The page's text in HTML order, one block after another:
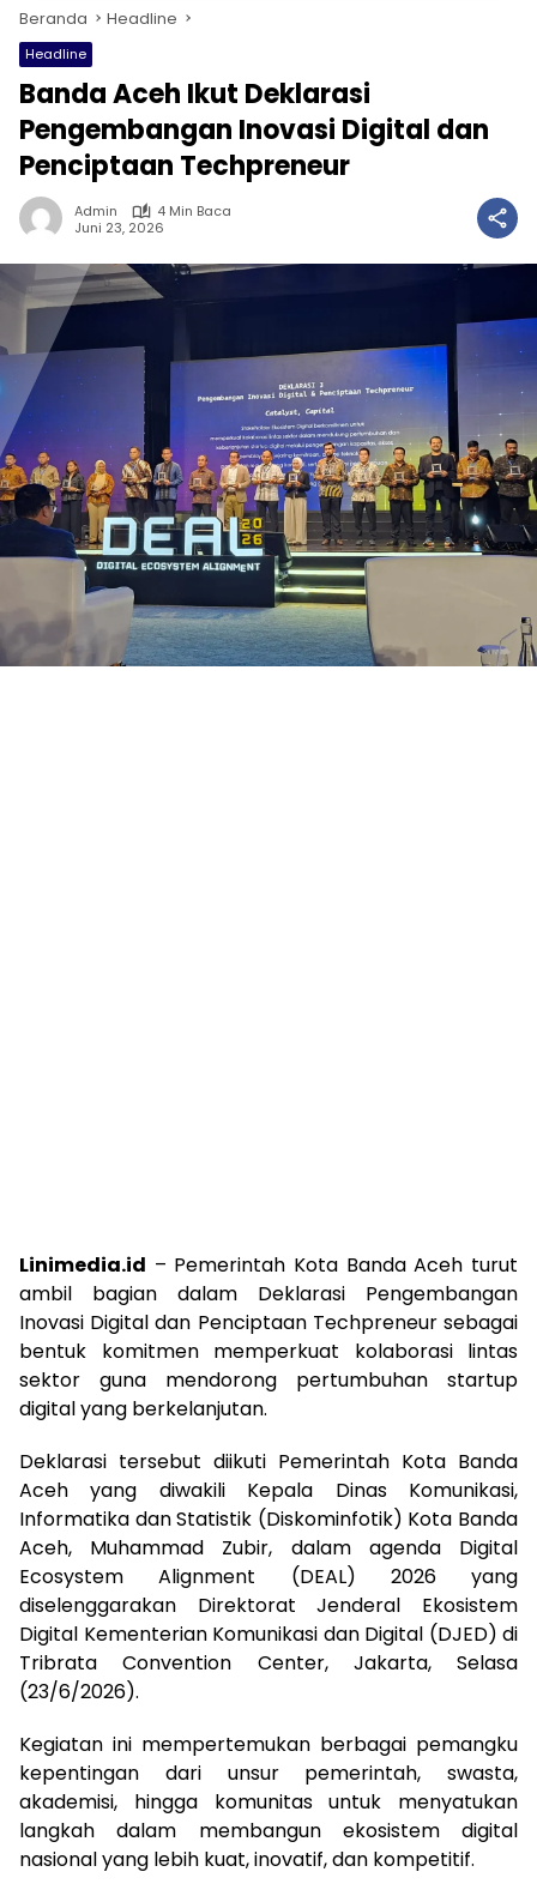
Beranda Headline
Headline
Banda Aceh Ikut Deklarasi
Pengembangan Inovasi Digital dan
Penciptaan Techpreneur
Admin
4 Min Baca
Juni 23, 2026
Linimedia.id – Pemerintah Kota Banda Aceh turut
ambil bagian dalam Deklarasi Pengembangan
Inovasi Digital dan Penciptaan Techpreneur sebagai
bentuk komitmen memperkuat kolaborasi lintas
sektor guna mendorong pertumbuhan startup
digital yang berkelanjutan.
Deklarasi tersebut diikuti Pemerintah Kota Banda
Aceh yang diwakili Kepala Dinas Komunikasi,
Informatika dan Statistik (Diskominfotik) Kota Banda
Aceh, Muhammad Zubir, dalam agenda Digital
Ecosystem Alignment (DEAL) 2026 yang
diselenggarakan Direktorat Jenderal Ekosistem
Digital Kementerian Komunikasi dan Digital (DJED) di
Tribrata Convention Center, Jakarta, Selasa
(23/6/2026).
Kegiatan ini mempertemukan berbagai pemangku
kepentingan dari unsur pemerintah, swasta,
akademisi, hingga komunitas untuk menyatukan
langkah dalam membangun ekosistem digital
nasional yang lebih kuat, inovatif, dan kompetitif.